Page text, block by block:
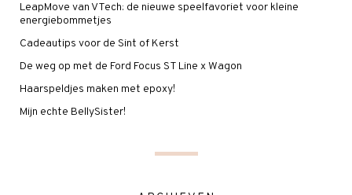
LeapMove van VTech: de nieuwe speelfavoriet voor kleine
energiebommetjes
Cadeautips voor de Sint of Kerst
De weg op met de Ford Focus ST Line x Wagon
Haarspeldjes maken met epoxy!
Mijn echte BellySister!